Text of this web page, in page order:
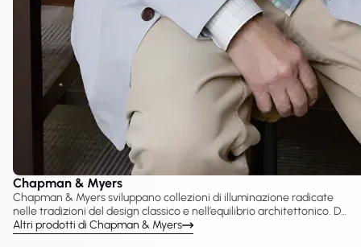
Chapman & Myers
Chapman & Myers sviluppano collezioni di illuminazione radicate
nelle tradizioni del design classico e nell’equilibrio architettonico. Da
VC Gallery è possibile esplorare le lampade Chapman & Myers
prodotte con Visual Comfort & Co., tra cui lampadari, applique,
Altri prodotti di Chapman & Myers